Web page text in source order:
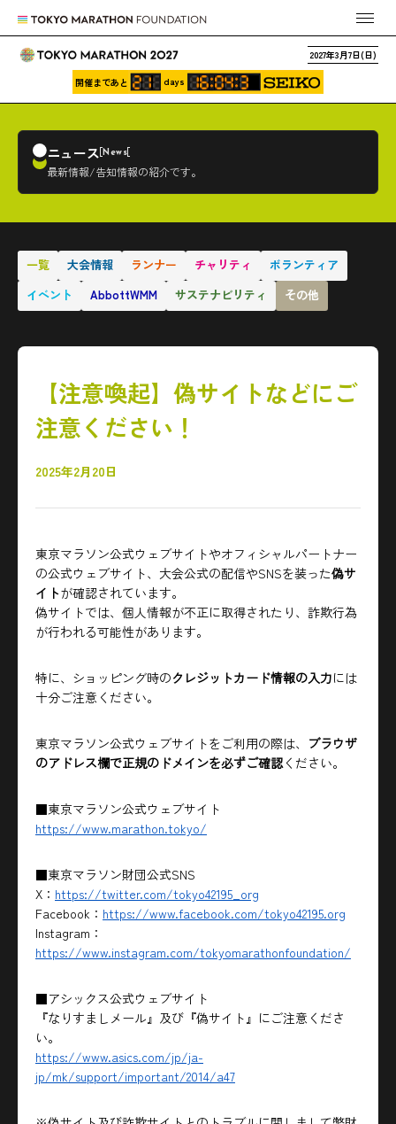
2027年3月7日(日)
開催まであと days
ニュース News
最新情報/告知情報の紹介です。
一覧 大会情報 ランナー チャリティ
ボランティア
イベント
AbbottWMM サステナビリティ その他
【注意喚起】偽サイトなどにご
注意ください！
2025年2月20日
東京マラソン公式ウェブサイトやオフィシャルパートナー
の公式ウェブサイト、大会公式の配信やSNSを装った偽サ
イトが確認されています。
偽サイトでは、個人情報が不正に取得されたり、詐欺行為
が行われる可能性があります。
特に、ショッピング時のクレジットカード情報の入力には
十分ご注意ください。
東京マラソン公式ウェブサイトをご利用の際は、 ブラウザ
のアドレス欄で正規のドメインを必ずご確認ください。
■東京マラソン公式ウェブサイト
https://www.marathon.tokyo/
■東京マラソン財団公式SNS
X： https://twitter.com/tokyo42195_org
Facebook： https://www.facebook.com/tokyo42195.org
Instagram：
https://www.instagram.com/tokyomarathonfoundation/
■アシックス公式ウェブサイト
『なりすましメール』及び『偽サイト』にご注意くださ
い。
https://www.asics.com/jp/ja-
jp/mk/support/important/2014/a47